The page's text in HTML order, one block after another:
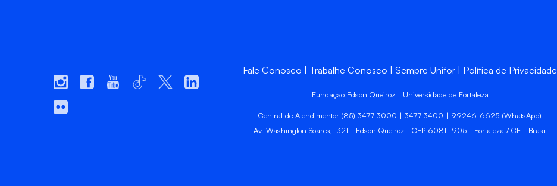
Fale Conosco Trabalhe Conosco Sempre Unifor Política de Privacidade
Fundação Edson Queiroz | Universidade de Fortaleza
Central de Atendimento: (85) 3477-3000 | 3477-3400 | 99246-6625 (WhatsApp)
Av. Washington Soares, 1321 - Edson Queiroz - CEP 60811-905 - Fortaleza / CE - Brasil